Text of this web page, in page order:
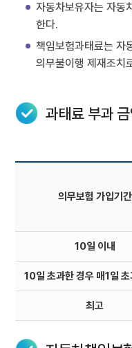
자동차보유자는 자동
한다.
책임보험과태료는 자
의무불이행 제재조치
과태료 부과
의무보험 가입기간
10일 이내
10일 초과한 경우 매1일
최고